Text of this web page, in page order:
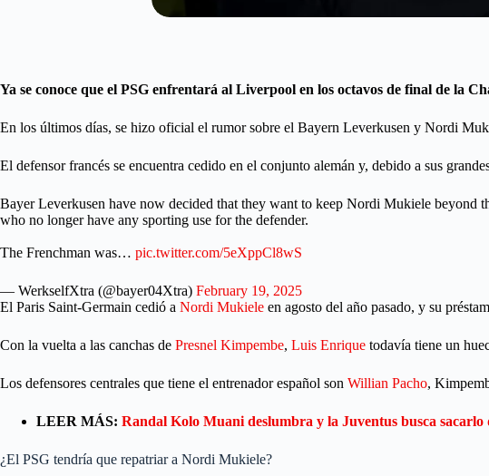
Ya se conoce que el PSG enfrentará al Liverpool en los octavos de final de la
En los últimos días, se hizo oficial el rumor sobre el Bayern Leverkusen y Nordi
El defensor francés se encuentra cedido en el conjunto alemán y, debido a sus
Bayer Leverkusen have now decided that they want to keep Nordi Mukiele beyond
who no longer have any sporting use for the defender.
The Frenchman was… pic.twitter.com/5eXppCl8wS
— WerkselfXtra (@bayer04Xtra) February 19, 2025
El Paris Saint-Germain cedió a Nordi Mukiele en agosto del año pasado, y su
Con la vuelta a las canchas de Presnel Kimpembe, Luis Enrique todavía tiene un
Los defensores centrales que tiene el entrenador español son Willian Pacho,
LEER MÁS: Randal Kolo Muani deslumbra y la Juventus busca sacarlo
¿El PSG tendría que repatriar a Nordi Mukiele?